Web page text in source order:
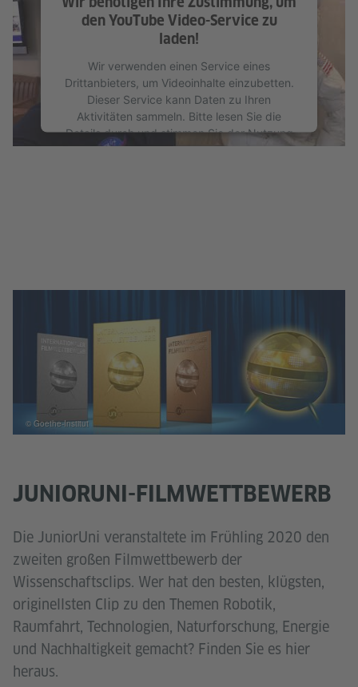
den YouTube Video-Service zu
laden!
Wir verwenden einen Service eines
Drittanbieters, um Videoinhalte einzubetten.
Dieser Service kann Daten zu Ihren
Aktivitäten sammeln. Bitte lesen Sie die
Details durch und stimmen Sie der Nutzung
des Service zu, um dieses Video anzusehen.
JUNIORUNI-FILMWETTBEWERB
Die JuniorUni veranstaltete im Frühling 2020 den
zweiten großen Filmwettbewerb der
Wissenschaftsclips. Wer hat den besten, klügsten,
originellsten Clip zu den Themen Robotik,
Raumfahrt, Technologien, Naturforschung, Energie
und Nachhaltigkeit gemacht? Finden Sie es hier
heraus.
© Goethe-Institut